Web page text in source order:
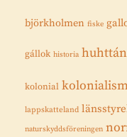
björkholmen fiske
gállok historia huhttán
kolonial
lappskatteland
naturskyddsföreningen